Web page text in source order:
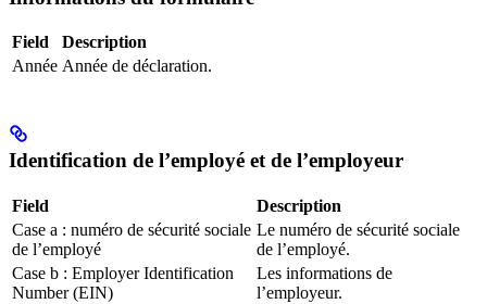
Field
Description
Année Année de déclaration.
Identification de l’employé et de l’employeur
Field
Description
Case a : numéro de sécurité sociale
de l’employé
Le numéro de sécurité sociale
de l’employé.
Case b : Employer Identification
Number (EIN)
Les informations de
l’employeur.